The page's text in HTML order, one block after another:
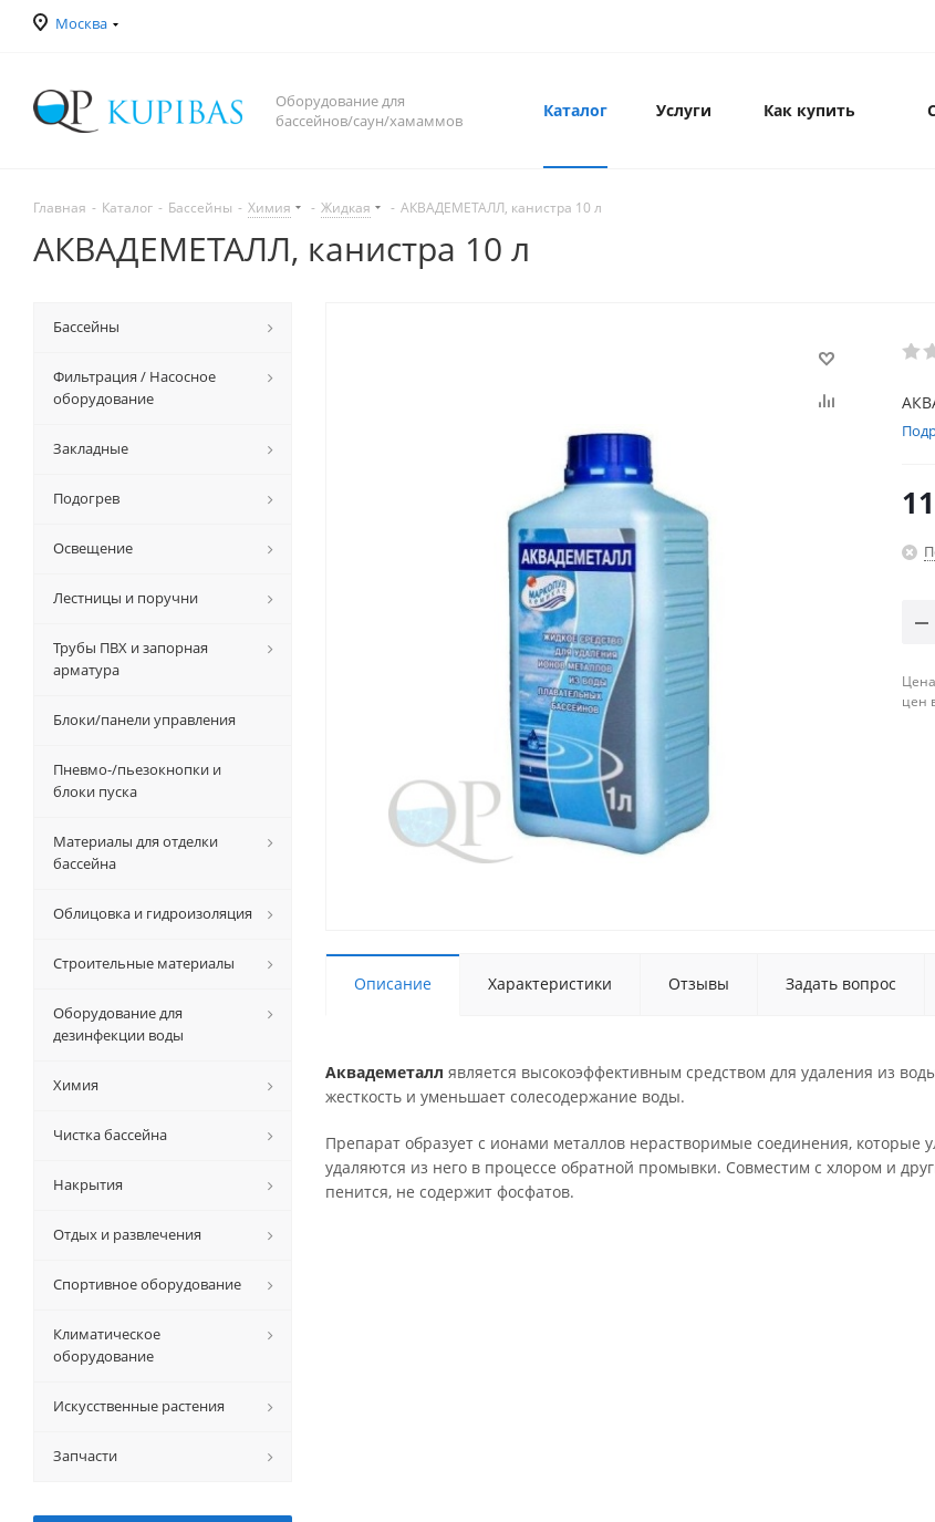
Москва
Оборудование для
бассейнов/саун/хамаммов
Каталог Услуги Как купить
Главная - Каталог - Бассейны - Химия - Жидкая - АКВАДЕМЕТАЛЛ, канистра 10 л
АКВАДЕМЕТАЛЛ, канистра 10 л
цен
Описание Характеристики Отзывы Задать вопрос
Аквадеметалл является высокоэффективным средством для удаления из
жесткость и уменьшает солесодержание воды.
Препарат образует с ионами металлов нерастворимые соединения, которые
удаляются из него в процессе обратной промывки. Совместим с хлором и
пенится, не содержит фосфатов.
Бассейны
Фильтрация / Насосное
оборудование
Закладные
Подогрев
Освещение
Лестницы и поручни
Трубы ПВХ и запорная
арматура
Блоки/панели управления
Пневмо-/пьезокнопки и
блоки пуска
Материалы для отделки
бассейна
Облицовка и гидроизоляция
Строительные материалы
Оборудование для
дезинфекции воды
Химия
Чистка бассейна
Накрытия
Отдых и развлечения
Спортивное оборудование
Климатическое
оборудование
Искусственные растения
Запчасти